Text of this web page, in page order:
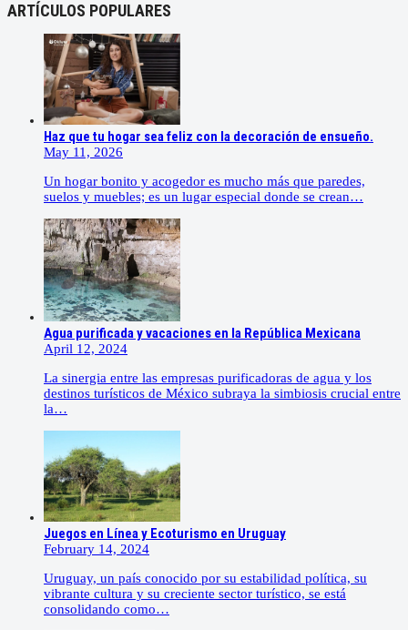
ARTÍCULOS POPULARES
Haz que tu hogar sea feliz con la decoración de ensueño.
May 11, 2026
Un hogar bonito y acogedor es mucho más que paredes,
suelos y muebles; es un lugar especial donde se crean…
Agua purificada y vacaciones en la República Mexicana
April 12, 2024
La sinergia entre las empresas purificadoras de agua y los
destinos turísticos de México subraya la simbiosis crucial entre
la…
Juegos en Línea y Ecoturismo en Uruguay
February 14, 2024
Uruguay, un país conocido por su estabilidad política, su
vibrante cultura y su creciente sector turístico, se está
consolidando como…